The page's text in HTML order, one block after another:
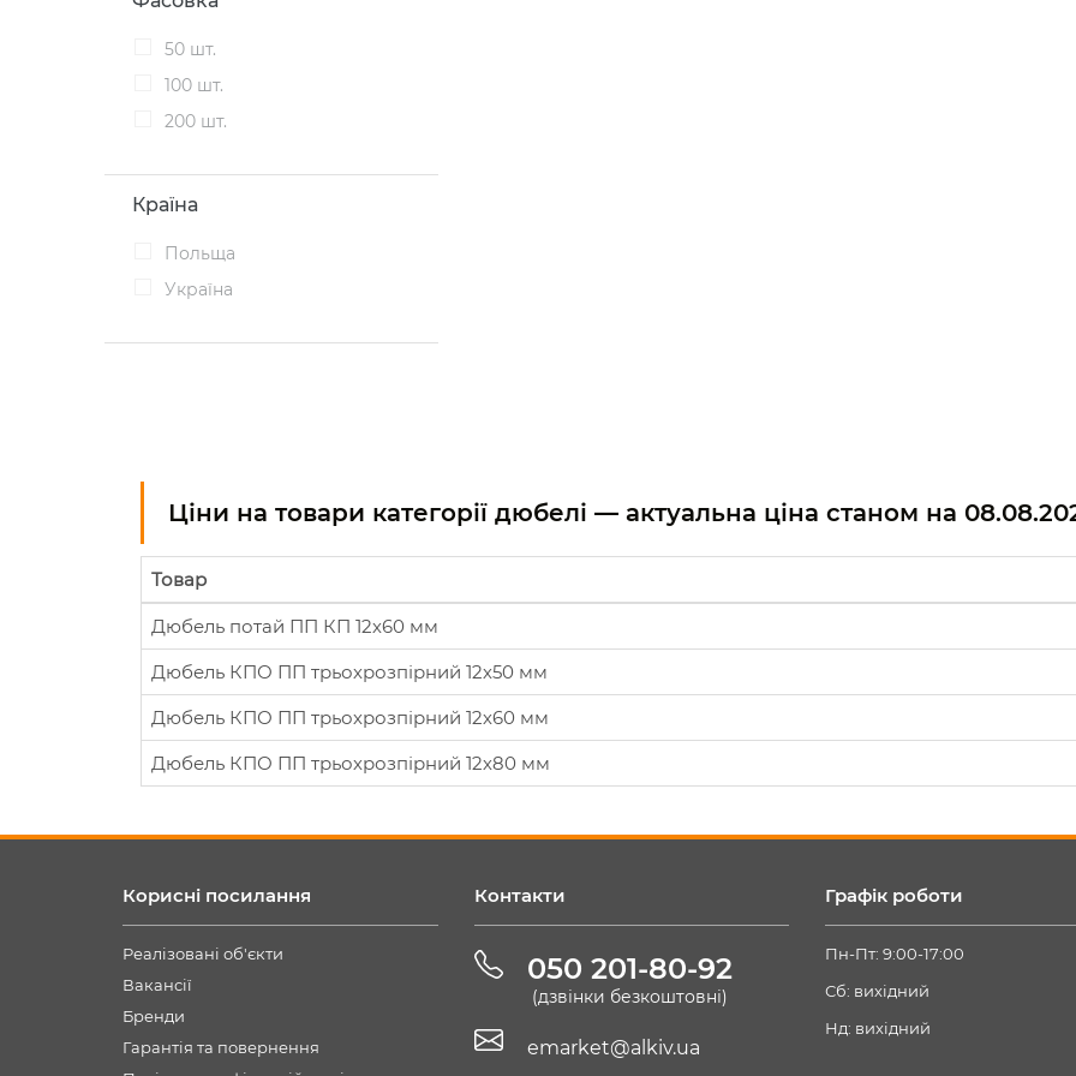
50 шт.
100 шт.
200 шт.
Країна
Польща
Україна
Ціни на товари категорії дюбелі — актуальна ціна станом на
Товар
Дюбель потай ПП КП 12х60 мм
Дюбель КПО ПП трьохрозпірний 12х50 мм
Дюбель КПО ПП трьохрозпірний 12х60 мм
Дюбель КПО ПП трьохрозпірний 12х80 мм
Корисні посилання
Реалізовані об'єкти
Вакансії
Бренди
Гарантія та повернення
Контакти
050 201-80-92
(дзвінки безкоштовні)
emarket@alkiv.ua
Графік роботи
Пн-Пт: 9:00-17:00
Сб: вихідний
Нд: вихідний